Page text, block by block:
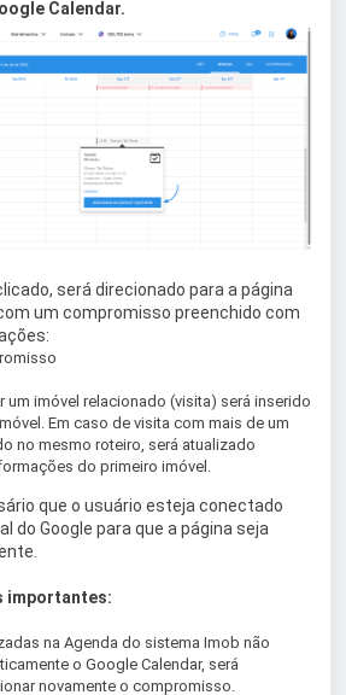
Calendar.
será direcionado para a página
um compromisso preenchido com
um imóvel relacionado (visita) será inserido
Em caso de visita com mais de um
no mesmo roteiro, será atualizado
do primeiro imóvel.
que o usuário esteja conectado
do Google para que a página seja
importantes:
na Agenda do sistema Imob não
o Google Calendar, será
novamente o compromisso.